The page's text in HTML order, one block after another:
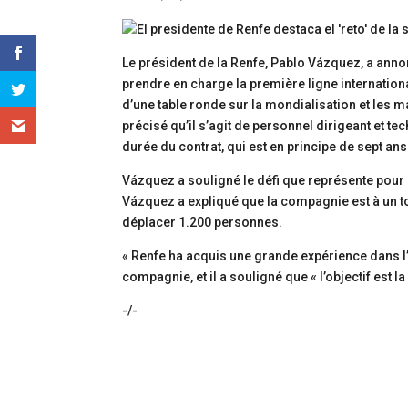
Le président de la Renfe, Pablo Vázquez, a
prendre en charge la première ligne
d’une table ronde sur la mondialisation et les
précisé qu’il s’agit de personnel dirigeant et
durée du contrat, qui est en principe de sept
Vázquez a souligné le défi que représente
Vázquez a expliqué que la compagnie est à un
déplacer 1.200 personnes.
« Renfe ha acquis une grande expérience
compagnie, et il a souligné que « l’objectif est
-/-